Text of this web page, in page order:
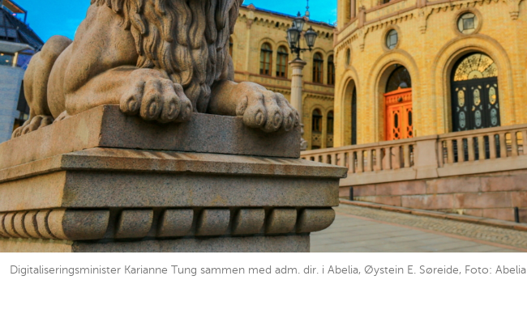
Digitaliseringsminister Karianne Tung sammen med adm. dir. i Abelia, Øystein E. Søreide, Foto: Abelia